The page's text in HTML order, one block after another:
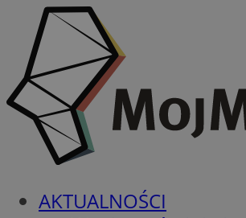
AKTUALNOŚCI